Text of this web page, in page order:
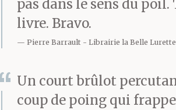
boucan. Les
étaient sortis sur
mangas.
pas dans le sens du poil.
livre. Bravo.
Pierre Barrault Librairie la Belle
Un court brûlot
coup de poing qui